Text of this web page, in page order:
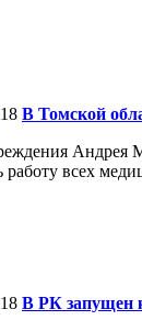
В Томской
Андрея
всех
В РК запущен